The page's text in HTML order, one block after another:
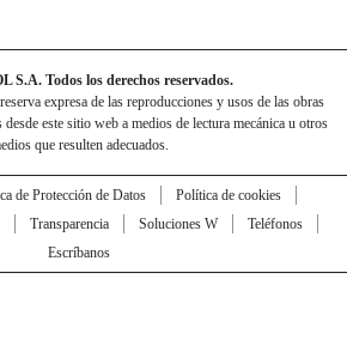
S.A. Todos los derechos reservados.
expresa de las reproducciones y usos de las obras
este sitio web a medios de lectura mecánica u otros
que resulten adecuados.
de Protección de Datos
Política de cookies
Transparencia Soluciones W
Teléfonos
Escríbanos